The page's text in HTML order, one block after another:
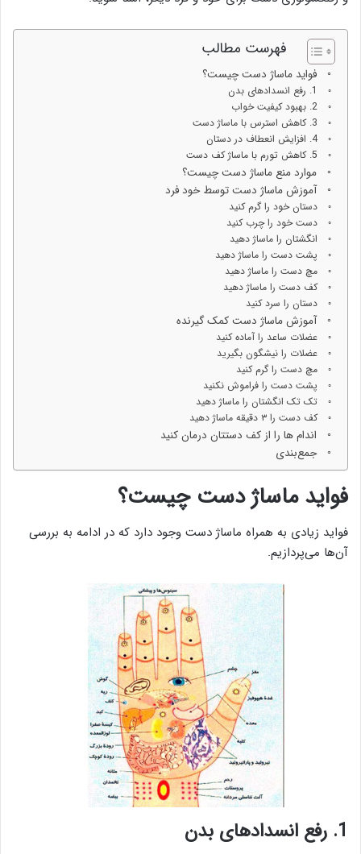
فهرست مطالب
فواید ماساژ دست چیست؟
1. رفع انسداد‌های بدن
2. بهبود کیفیت خواب
3. کاهش استرس با ماساژ دست
4. افزایش انعطاف در دستان
5. کاهش تورم با ماساژ کف دست
موارد منع ماساژ دست چیست؟
آموزش ماساژ دست توسط خود فرد
دستان خود را گرم کنید
دست خود را چرب کنید
انگشتان را ماساژ دهید
پشت دست را ماساژ دهید
مچ دست را ماساژ دهید
کف دست را ماساژ دهید
دستان را سرد کنید
آموزش ماساژ دست کمک گیرنده
عضلات ساعد را آماده کنید
عضلات را نیشگون بگیرید
مچ دست را گرم کنید
پشت دست را فراموش نکنید
تک تک انگشتان را ماساژ دهید
کف دست را ۳ دقیقه ماساژ دهید
اندام ها را از کف دستتان درمان کنید
جمع‌بندی
فواید ماساژ دست چیست؟
فواید زیادی به همراه ماساژ دست وجود دارد که در ادامه به بررسی
آن‌ها می‌پردازیم.
1. رفع انسداد‌های بدن